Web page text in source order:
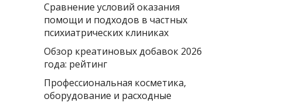
Сравнение условий оказания
помощи и подходов в частных
психиатрических клиниках
Обзор креатиновых добавок 2026
года: рейтинг
Профессиональная косметика,
оборудование и расходные